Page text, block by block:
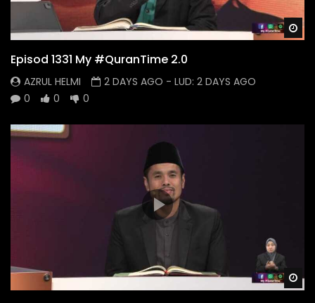
Episod 1331 My #QuranTime 2.0
AZRUL HELMI 2 DAYS AGO - LUD: 2 DAYS AGO
0
0 0